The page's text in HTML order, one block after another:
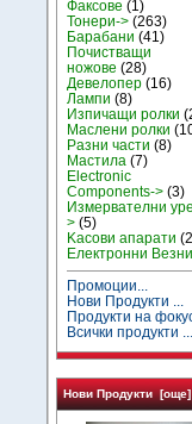
Факсове (1)
Тонери-> (263)
Барабани (41)
Почистващи
ножове (28)
Девелопер (16)
Лампи (8)
Изпичащи ролки
Маслени ролки
Разни части (8)
Мастила (7)
Electronic
Components-> (3)
Измервателни
> (5)
Kасови апарати
Електронни Везни
Промоции...
Нови Продукти ...
Продукти на
Всички продукти ...
Нови Продукти [още]